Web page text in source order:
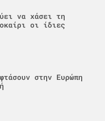
να χάσει τη
οι ίδιες
στην Ευρώπη